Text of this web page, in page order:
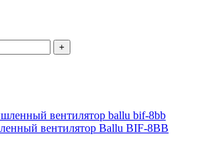
+
вентилятор Ballu BIF-8BB